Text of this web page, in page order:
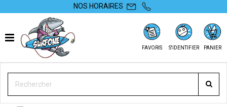
NOS HORAIRES
FAVORIS S'IDENTIFIER PANIER
SURFONE
SELECT EDGE G10